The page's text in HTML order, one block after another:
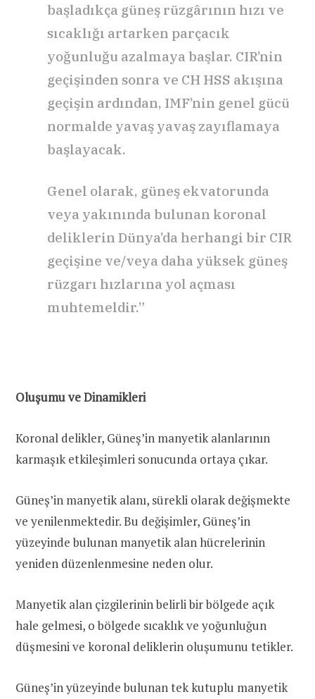
başladıkça güneş rüzgârının hızı ve
sıcaklığı artarken parçacık
yoğunluğu azalmaya başlar. CIR’nin
geçişinden sonra ve CH HSS akışına
geçişin ardından, IMF’nin genel gücü
normalde yavaş yavaş zayıflamaya
başlayacak.
Genel olarak, güneş ekvatorunda
veya yakınında bulunan koronal
deliklerin Dünya’da herhangi bir CIR
geçişine ve/veya daha yüksek güneş
rüzgarı hızlarına yol açması
muhtemeldir.”
Oluşumu ve Dinamikleri
Koronal delikler, Güneş’in manyetik alanlarının
karmaşık etkileşimleri sonucunda ortaya çıkar.
Güneş’in manyetik alanı, sürekli olarak değişmekte
ve yenilenmektedir. Bu değişimler, Güneş’in
yüzeyinde bulunan manyetik alan hücrelerinin
yeniden düzenlenmesine neden olur.
Manyetik alan çizgilerinin belirli bir bölgede açık
hale gelmesi, o bölgede sıcaklık ve yoğunluğun
düşmesini ve koronal deliklerin oluşumunu tetikler.
Güneş’in yüzeyinde bulunan tek kutuplu manyetik